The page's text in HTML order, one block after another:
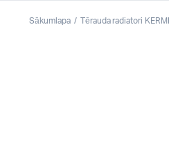
Sākumlapa Tērauda radiatori